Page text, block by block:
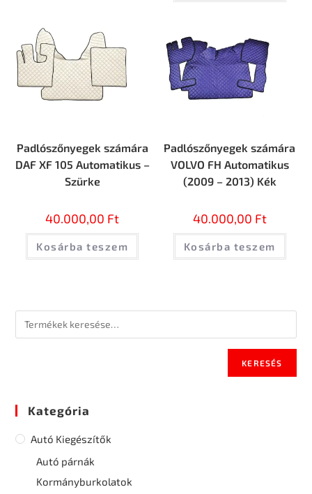
Padlószőnyegek számára
DAF XF 105 Automatikus –
Szürke
40.000,00 Ft
Kosárba teszem
Padlószőnyegek számára
VOLVO FH Automatikus
(2009 – 2013) Kék
40.000,00 Ft
Kosárba teszem
KERESÉS
Kategória
Autó Kiegészítők
Autó párnák
Kormányburkolatok